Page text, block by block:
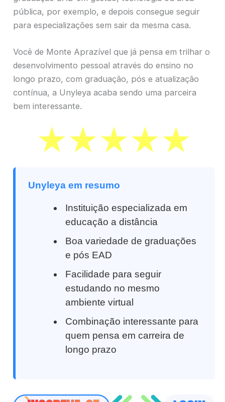
pública, por exemplo, e depois consegue seguir
para especializações sem sair da mesma casa.
Você de Monte Aprazível que já pensa em trilhar o
desenvolvimento pessoal através do ensino no
longo prazo, com graduação, pós e atualização
contínua, a Unyleya acaba sendo uma parceira
bem interessante.
Unyleya em resumo
Instituição especializada em
educação a distância
Boa variedade de graduações
e pós EAD
Facilidade para seguir
estudando no mesmo
ambiente virtual
Combinação interessante para
quem pensa em carreira de
longo prazo